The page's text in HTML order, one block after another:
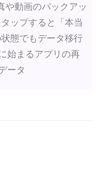
や動画のバックアッ
ップすると「本当
態でもデータ移行
始まるアプリの再
ータ